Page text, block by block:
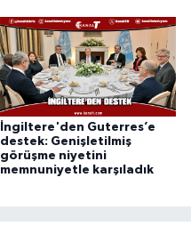
İngiltere'den Guterres’e
destek: Genişletilmiş
görüşme niyetini
memnuniyetle karşıladık